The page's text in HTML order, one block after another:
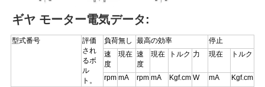
い
ギヤ モーター電気データ:
型式番号
評価
され
るボ
ル
ト。
負荷無し 最高の効率
停止
速
度
現在 速
度
現在 トルク 力 現在 トルク
rpm mA rpm mA Kgf.cm W mA
Kgf.cm